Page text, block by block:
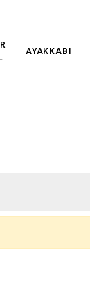
AYAKKABI